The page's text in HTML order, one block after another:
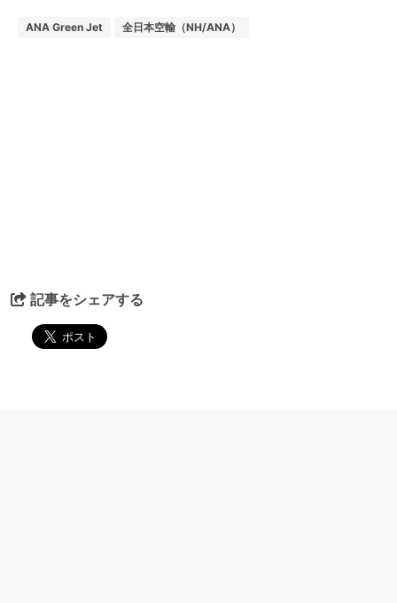
ANA Green Jet 全日本空輸（NH/ANA）
記事をシェアする